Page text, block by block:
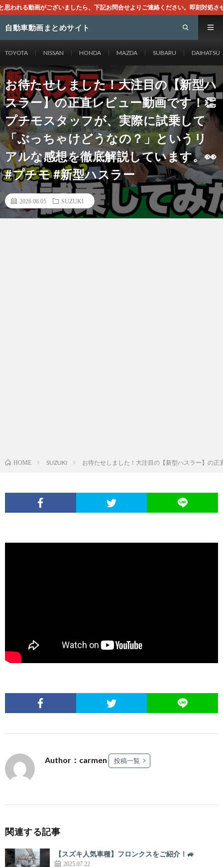
ら、下記お問合せよりご連絡ください。即刻対処させて頂きます。なお、同
自動車動画まとめサイト
TOYOTA NISSAN HONDA MAZDA SUBARU DAIHATSU
お待たせしました！大注目の【新型ハ
スラー】の正直レビュー動画です！👏
プチモスタッフが、実際に試乗して
「ぶっちゃけどうなの？」というリ
アルな感想を徹底解説しています。👀
#プチモ #新型ハスラー
2026.06.05 SUZUKI
HOME SUZUKI お待たせしました！大注目の【新型ハスラー】の
Author：carmen 投稿一覧
関連する記事
【スズキ人気車種】フロンクスをご紹介！🚙
2025.07.22